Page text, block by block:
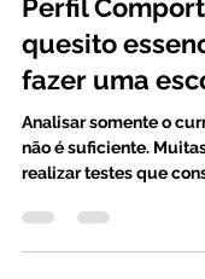
Rafael Sommerfeld
28 de mai. de 2021
Perfil
quesito
fazer uma